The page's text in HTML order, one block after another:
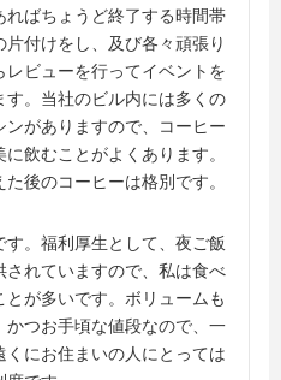
ればちょうど終了する時間帯
片付けをし、及び各々頑張り
レビューを行ってイベントを
す。当社のビル内には多くの
ンがありますので、コーヒー
飲むことがよくあります。
後のコーヒーは格別です。
す。福利厚生として、夜ご飯
されていますので、私は食べ
とが多いです。ボリュームも
かつお手頃な値段なので、一
くにお住まいの人にとっては